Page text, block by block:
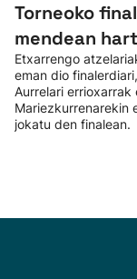
Torneoko
mendean
Etxarrengo
eman dio
Aurrelari
Mariezkurrenarekin
jokatu den finalean.